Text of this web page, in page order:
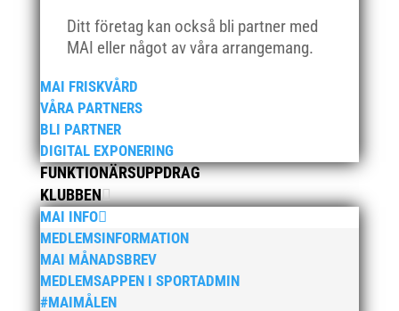
Ditt företag kan också bli partner med
MAI eller något av våra arrangemang.
MAI FRISKVÅRD
VÅRA PARTNERS
BLI PARTNER
DIGITAL EXPONERING
FUNKTIONÄRSUPPDRAG
KLUBBEN
MAI INFO
MEDLEMSINFORMATION
MAI MÅNADSBREV
MEDLEMSAPPEN I SPORTADMIN
#MAIMÅLEN
december 2020
november 2020
september 2020
augusti 2020
juni 2020
april 2020
mars 2020
februari 2020
januari 2020
november 2019